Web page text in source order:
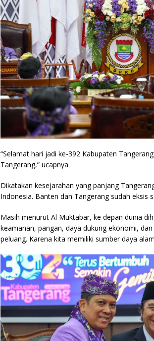
“Selamat hari jadi ke-392 Kabupaten
Tangerang,” ucapnya.
Dikatakan kesejarahan yang panjang
Indonesia. Banten dan Tangerang sudah eksis
Masih menurut Al Muktabar, ke depan dunia
keamanan, pangan, daya dukung ekonomi,
peluang. Karena kita memiliki sumber daya